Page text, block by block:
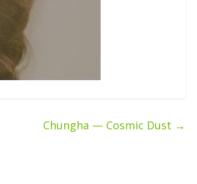
Chungha — Cosmic Dust →